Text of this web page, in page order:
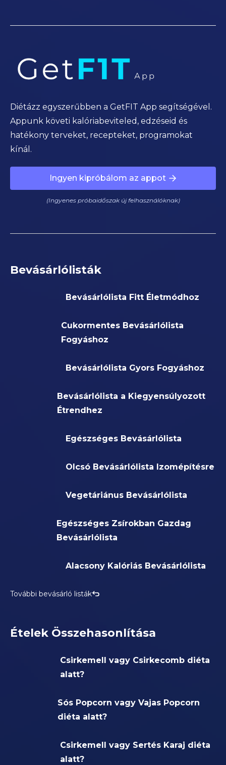
Diétázz egyszerűbben a GetFIT App segítségével.
Appunk követi kalóriabeviteled, edzéseid és
hatékony terveket, recepteket, programokat
kínál.
Ingyen kipróbálom az appot
(Ingyenes próbaidőszak új felhasználóknak)
Bevásárlólisták
Bevásárlólista Fitt Életmódhoz
Cukormentes Bevásárlólista
Fogyáshoz
Bevásárlólista Gyors Fogyáshoz
Bevásárlólista a Kiegyensúlyozott
Étrendhez
Egészséges Bevásárlólista
Olcsó Bevásárlólista Izomépítésre
Vegetáriánus Bevásárlólista
Egészséges Zsírokban Gazdag
Bevásárlólista
Alacsony Kalóriás Bevásárlólista
További bevásárló listák
Ételek Összehasonlítása
Csirkemell vagy Csirkecomb diéta
alatt?
Sós Popcorn vagy Vajas Popcorn
diéta alatt?
Csirkemell vagy Sertés Karaj diéta
alatt?